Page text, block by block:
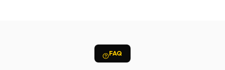
FAQ